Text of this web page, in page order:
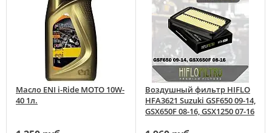
Масло ENI i-Ride MOTO 10W-
40 1л.
Воздушный фильтр HIFLO
HFA3621 Suzuki GSF650 09-14,
GSX650F 08-16, GSX1250 07-16